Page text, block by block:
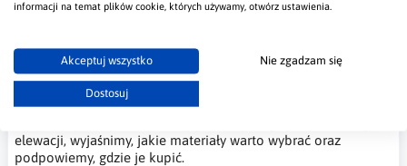
informacji na temat plików cookie, których używamy, otwórz ustawienia.
Akceptuj wszystko Nie zgadzam się
Dostosuj
Efekt rdzy na elewacji to trend, który zdobywa coraz większą
popularność w architekturze nowoczesnej. Elewacje, które
naśladują naturalny wygląd metalu pokrytego rdza, są śmiałym
wyborem, który nadaje budynkom niepowtarzalny charakter.
elewacji, wyjaśnimy, jakie materiały warto wybrać oraz
podpowiemy, gdzie je kupić.